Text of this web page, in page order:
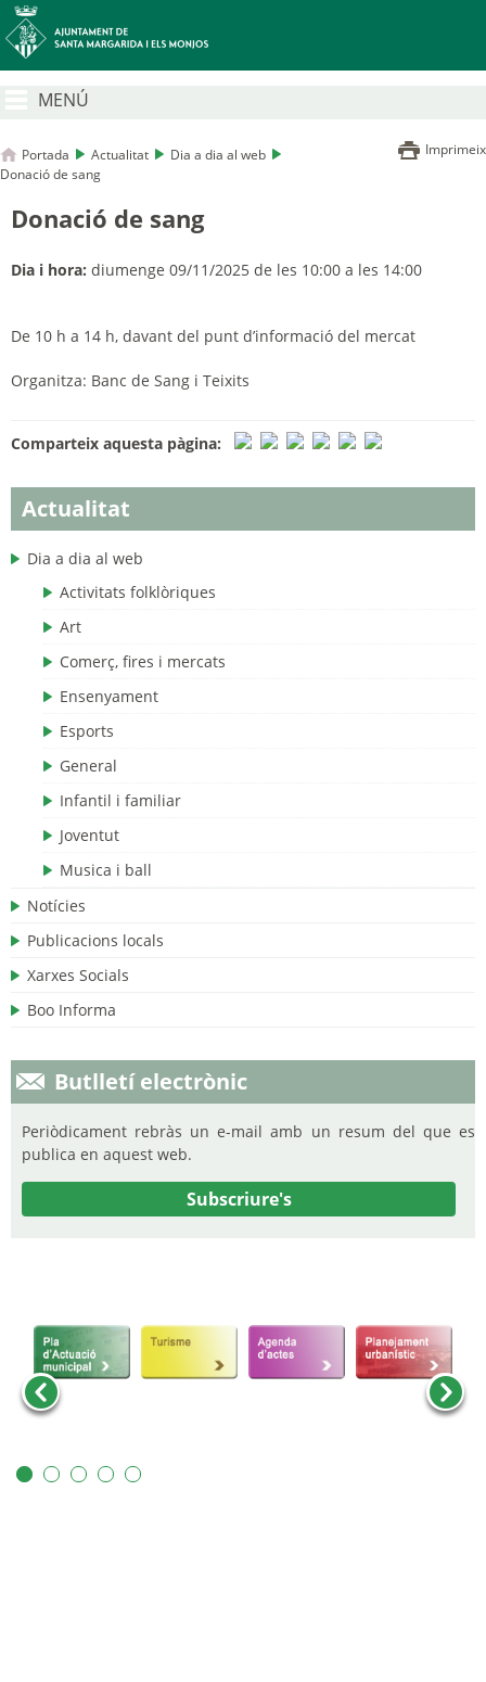
MENÚ
Portada Actualitat
Dia a dia al web
Donació de sang
Imprimeix
Actualitat
Dia a dia al web
Activitats folklòriques
Art
Comerç, fires i mercats
Ensenyament
Esports
General
Infantil i familiar
Joventut
Musica i ball
Notícies
Publicacions locals
Xarxes Socials
Boo Informa
Butlletí electrònic
Periòdicament rebràs un e-mail amb un resum del que es
publica en aquest web.
Subscriure's
Donació de sang
Dia i hora: diumenge 09/11/2025 de les 10:00 a les 14:00
De 10 h a 14 h, davant del punt d’informació del mercat
Organitza: Banc de Sang i Teixits
Comparteix aquesta pàgina: